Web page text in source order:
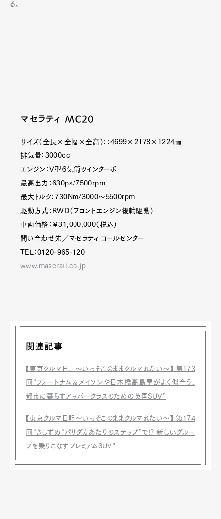
る。
マセラティ MC20
サイズ（全長×全幅×全高）：：4699×2178×1224㎜
排気量：3000cc
エンジン：V型６気筒ツインターボ
最高出力：630ps/7500rpm
最大トルク：730Nm/3000～5500rpm
駆動方式：RWD（フロントエンジン後輪駆動）
車両価格：￥31,000,000（税込）
問い合わせ先／マセラティ コールセンター
TEL：0120-965-120
www.maserati.co.jp
関連記事
【東京クルマ日記〜いっそこのままクルマれたい〜】 第173
回“フォートナム＆メイソンや日本橋高島屋がよく似合う、
都市に暮らすアッパークラスのための英国SUV”
【東京クルマ日記〜いっそこのままクルマれたい〜】 第174
回“さしずめ“パリダカあたりのステップ”で!? 新しいグルー
ブを乗りこなすプレミアムSUV”